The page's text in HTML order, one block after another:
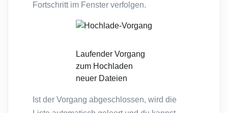
Fortschritt im Fenster verfolgen.
Laufender Vorgang
zum Hochladen
neuer Dateien
Ist der Vorgang abgeschlossen, wird die